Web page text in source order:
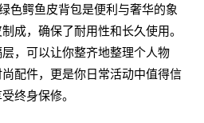
色鳄鱼皮背包是便利与奢华的象
成，确保了耐用性和长久使用。
，可以让你整齐地整理个人物
配件，更是你日常活动中值得信
终身保修。